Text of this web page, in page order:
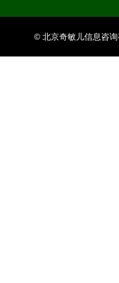
© 北京奇敏儿信息咨